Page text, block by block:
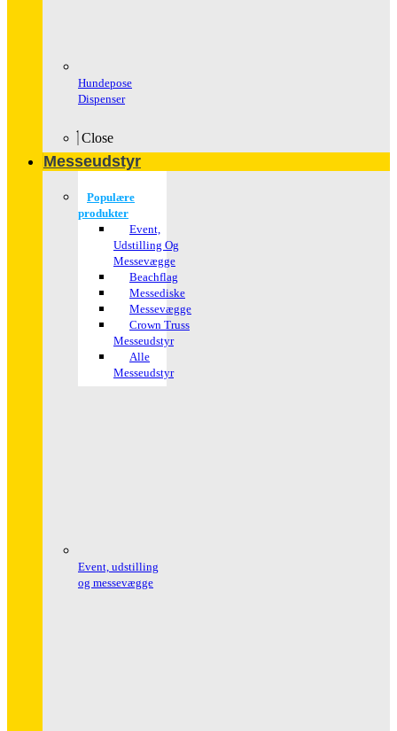
Hundepose
Dispenser
Close
Messeudstyr
Populære
produkter
Event,
Udstilling Og
Messevægge
Beachflag
Messediske
Messevægge
Crown Truss
Messeudstyr
Alle
Messeudstyr
Event, udstilling
og messevægge